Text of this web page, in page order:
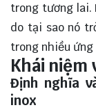
trong tương lai.
do tại sao nó
trong nhiều ứng
Khái niệm
Định nghĩa
inox